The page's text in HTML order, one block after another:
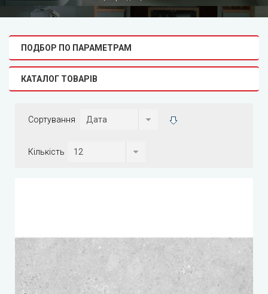
ПОДБОР ПО ПАРАМЕТРАМ
КАТАЛОГ ТОВАРІВ
Сортування
Кількість